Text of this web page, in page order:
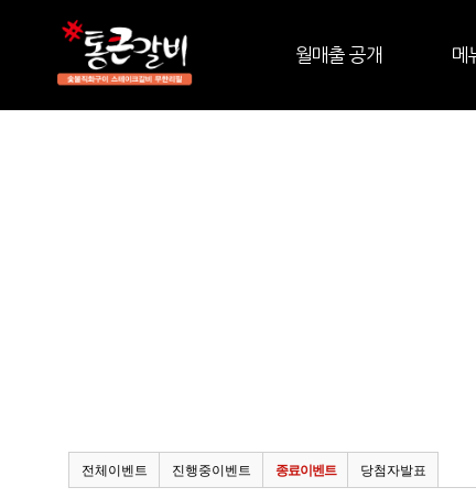
월매출 공개 메
전체이벤트 진행중이벤트 종료이벤트 당첨자발표